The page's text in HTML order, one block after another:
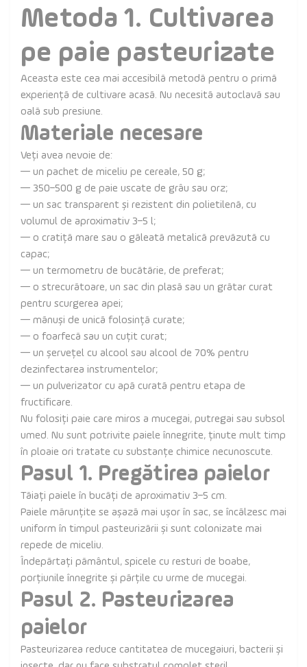
Metoda 1. Cultivarea
pe paie pasteurizate
Aceasta este cea mai accesibilă metodă pentru o primă
experiență de cultivare acasă. Nu necesită autoclavă sau
oală sub presiune.
Materiale necesare
Veți avea nevoie de:
— un pachet de miceliu pe cereale, 50 g;
— 350–500 g de paie uscate de grâu sau orz;
— un sac transparent și rezistent din polietilenă, cu
volumul de aproximativ 3–5 l;
— o cratiță mare sau o găleată metalică prevăzută cu
capac;
— un termometru de bucătărie, de preferat;
— o strecurătoare, un sac din plasă sau un grătar curat
pentru scurgerea apei;
— mănuși de unică folosință curate;
— o foarfecă sau un cuțit curat;
— un șervețel cu alcool sau alcool de 70% pentru
dezinfectarea instrumentelor;
— un pulverizator cu apă curată pentru etapa de
fructificare.
Nu folosiți paie care miros a mucegai, putregai sau subsol
umed. Nu sunt potrivite paiele înnegrite, ținute mult timp
în ploaie ori tratate cu substanțe chimice necunoscute.
Pasul 1. Pregătirea paielor
Tăiați paiele în bucăți de aproximativ 3–5 cm.
Paiele mărunțite se așază mai ușor în sac, se încălzesc mai
uniform în timpul pasteurizării și sunt colonizate mai
repede de miceliu.
Îndepărtați pământul, spicele cu resturi de boabe,
porțiunile înnegrite și părțile cu urme de mucegai.
Pasul 2. Pasteurizarea
paielor
Pasteurizarea reduce cantitatea de mucegaiuri, bacterii și